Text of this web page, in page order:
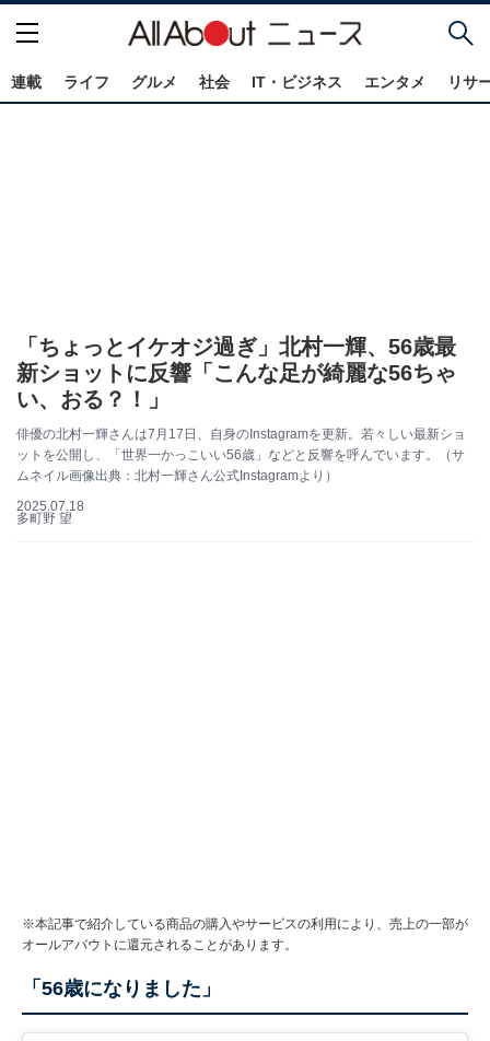
連載 ライフ グルメ 社会 IT・ビジネス エンタメ リサ
「ちょっとイケオジ過ぎ」北村一輝、56歳最
新ショットに反響「こんな足が綺麗な56ちゃ
い、おる？！」
俳優の北村一輝さんは7月17日、自身のInstagramを更新。若々しい最新ショ
ットを公開し、「世界一かっこいい56歳」などと反響を呼んでいます。（サ
ムネイル画像出典：北村一輝さん公式Instagramより）
2025.07.18
多町野 望
※本記事で紹介している商品の購入やサービスの利用により、売上の一部が
オールアバウトに還元されることがあります。
「56歳になりました」